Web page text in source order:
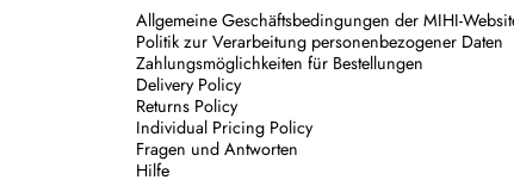
Allgemeine Geschäftsbedingungen der MIHI-
Politik zur Verarbeitung personenbezogener Daten
Zahlungsmöglichkeiten für Bestellungen
Delivery Policy
Returns Policy
Individual Pricing Policy
Fragen und Antworten
Hilfe